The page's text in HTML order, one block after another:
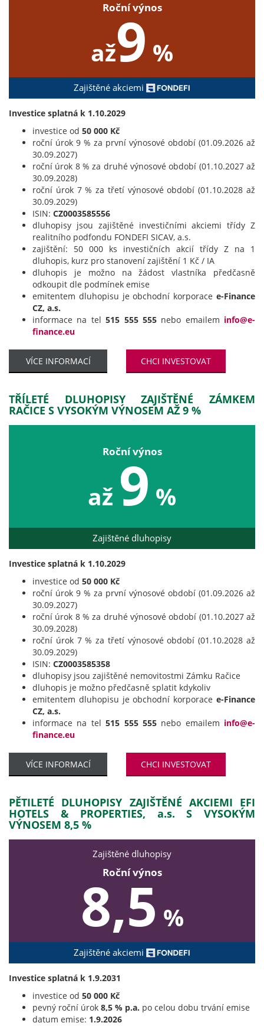
Roční výnos
až9 %
Zajištěné akciemi
Investice splatná k 1.10.2029
investice od 50 000 Kč
roční úrok 9 % za první výnosové období (01.09.2026 až
30.09.2027)
roční úrok 8 % za druhé výnosové období (01.10.2027 až
30.09.2028)
roční úrok 7 % za třetí výnosové období (01.10.2028 až
30.09.2029)
ISIN: CZ0003585556
dluhopisy jsou zajištěné investičními akciemi třídy Z
realitního podfondu FONDEFI SICAV, a.s.
zajištění: 50 000 ks investičních akcií třídy Z na 1
dluhopis, kurz pro stanovení zajištění 1 Kč / IA
dluhopis je možno na žádost vlastníka předčasně
odkoupit dle podmínek emise
emitentem dluhopisu je obchodní korporace e-Finance
CZ, a.s.
informace na tel515 555 555nebo emailem info@e-
finance.eu
VÍCE INFORMACÍ CHCI INVESTOVAT
TŘÍLETÉ DLUHOPISY ZAJIŠTĚNÉ ZÁMKEM
RAČICE S VYSOKÝM VÝNOSEM AŽ 9 %
Roční výnos
až 9 %
Zajištěné dluhopisy
Investice splatná k 1.10.2029
investice od 50 000 Kč
roční úrok 9 % za první výnosové období (01.09.2026 až
30.09.2027)
roční úrok 8 % za druhé výnosové období (01.10.2027 až
30.09.2028)
roční úrok 7 % za třetí výnosové období (01.10.2028 až
30.09.2029)
ISIN: CZ0003585358
dluhopisy jsou zajištěné nemovitostmi Zámku Račice
dluhopis je možno předčasně splatit kdykoliv
emitentem dluhopisu je obchodní korporace e-Finance
CZ, a.s.
informace na tel515 555 555nebo emailem info@e-
finance.eu
VÍCE INFORMACÍ CHCI INVESTOVAT
PĚTILETÉ DLUHOPISY ZAJIŠTĚNÉ AKCIEMI EFI
HOTELS & PROPERTIES, a.s. S VYSOKÝM
VÝNOSEM 8,5 %
Zajištěné dluhopisy
Roční výnos
8,5 %
Zajištěné akciemi
Investice splatná k 1.9.2031
investice od 50 000 Kč
pevný roční úrok 8,5 % p.a. po celou dobu trvání emise
datum emise: 1.9.2026